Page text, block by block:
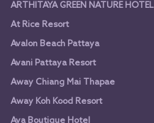
ARTHITAYA GREEN NATURE HOTEL
At Rice Resort
Avalon Beach Pattaya
Avani Pattaya Resort
Away Chiang Mai Thapae
Away Koh Kood Resort